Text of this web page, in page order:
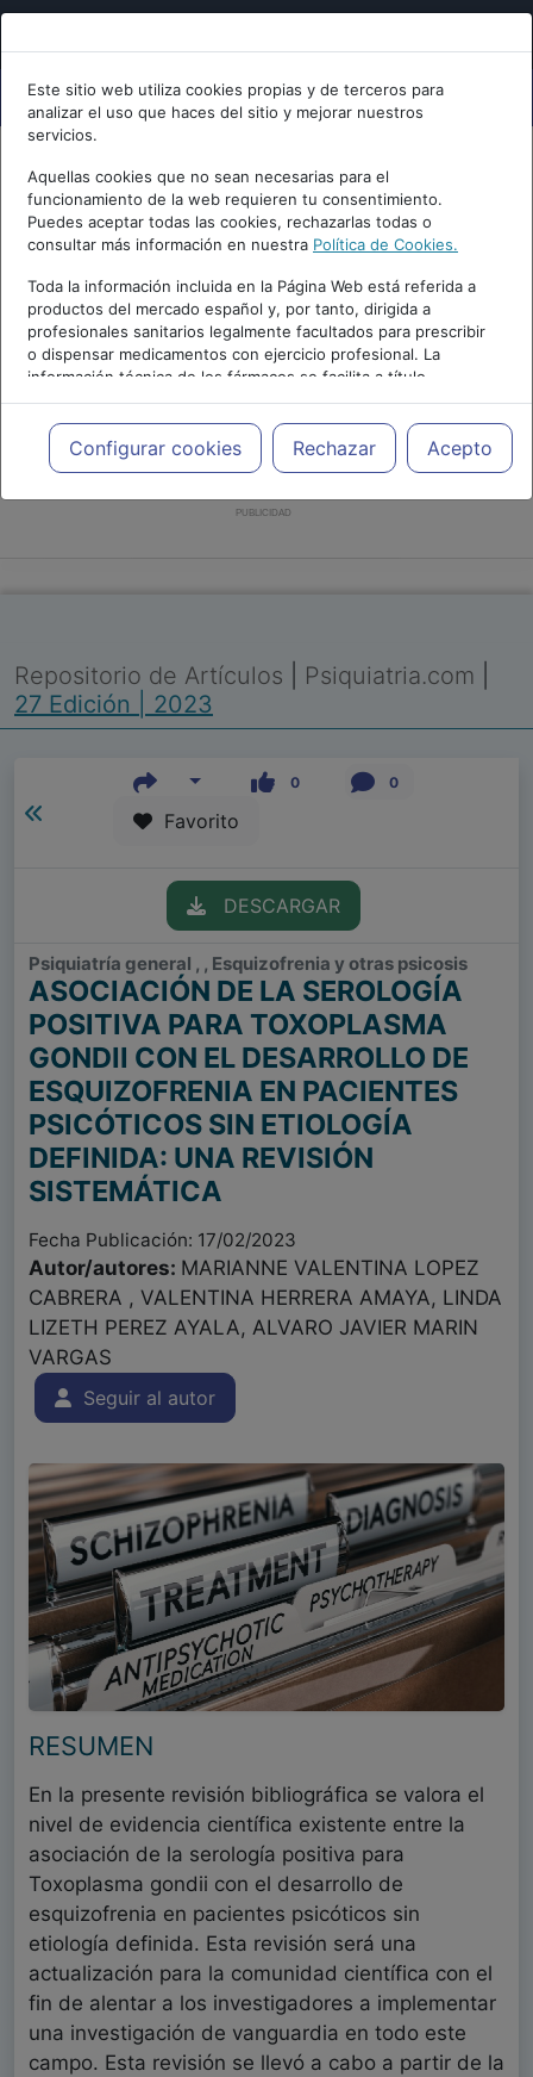
Este sitio web utiliza cookies propias y de terceros para
analizar el uso que haces del sitio y mejorar nuestros
servicios.
Aquellas cookies que no sean necesarias para el
funcionamiento de la web requieren tu consentimiento.
Puedes aceptar todas las cookies, rechazarlas todas o
consultar más información en nuestra Política de Cookies.
Toda la información incluida en la Página Web está referida a
productos del mercado español y, por tanto, dirigida a
profesionales sanitarios legalmente facultados para prescribir
o dispensar medicamentos con ejercicio profesional. La
información técnica de los fármacos se facilita a título
meramente informativo, siendo responsabilidad de los
profesionales facultados prescribir medicamentos y decidir, en
cada caso concreto, el tratamiento más adecuado a las
necesidades del paciente.
Configurar cookies Rechazar Acepto
PUBLICIDAD
Repositorio de Artículos Psiquiatria.com
27 Edición | 2023
0 0
Favorito
DESCARGAR
Psiquiatría general , , Esquizofrenia y otras psicosis
ASOCIACIÓN DE LA SEROLOGÍA
POSITIVA PARA TOXOPLASMA
GONDII CON EL DESARROLLO DE
ESQUIZOFRENIA EN PACIENTES
PSICÓTICOS SIN ETIOLOGÍA
DEFINIDA: UNA REVISIÓN
SISTEMÁTICA
Fecha Publicación: 17/02/2023
Autor/autores: MARIANNE VALENTINA LOPEZ
CABRERA , VALENTINA HERRERA AMAYA, LINDA
LIZETH PEREZ AYALA, ALVARO JAVIER MARIN
VARGAS
Seguir al autor
RESUMEN
En la presente revisión bibliográfica se valora el
nivel de evidencia científica existente entre la
asociación de la serología positiva para
Toxoplasma gondii con el desarrollo de
esquizofrenia en pacientes psicóticos sin
etiología definida. Esta revisión será una
actualización para la comunidad científica con el
fin de alentar a los investigadores a implementar
una investigación de vanguardia en todo este
campo. Esta revisión se llevó a cabo a partir de la